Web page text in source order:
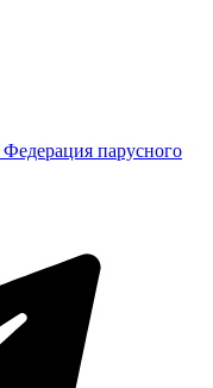
Федерация парусного